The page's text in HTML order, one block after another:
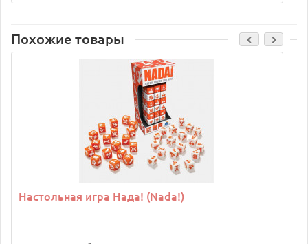
Похожие товары
Настольная игра Нада! (Nada!)